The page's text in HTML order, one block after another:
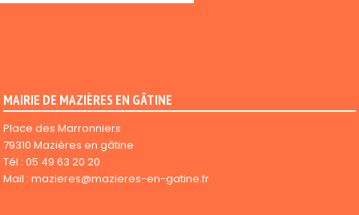
MAIRIE DE MAZIÈRES EN GÂTINE
Place des Marronniers
79310 Mazières en gâtine
Tél : 05 49 63 20 20
Mail : mazieres@mazieres-en-gatine.fr